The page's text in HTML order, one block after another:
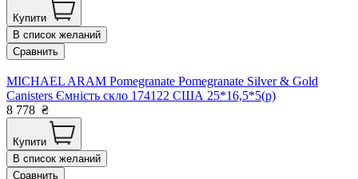
Купити
В список желаний
Сравнить
MICHAEL ARAM Pomegranate Pomegranate Silver & Gold
Canisters Ємність скло 174122 США 25*16,5*5(р)
8 778 ₴
Купити
В список желаний
Сравнить